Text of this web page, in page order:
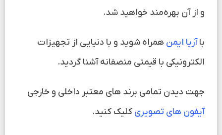
و از آن بهره‌مند خواهید شد.
باآریا ایمن همراه شوید و با دنیایی از تجهیزات
الکترونیکی با قیمتی منصفانه آشنا گردید.
جهت دیدن تمامی برند های معتبر داخلی و خارجی
آیفون های تصویری کلیک کنید.